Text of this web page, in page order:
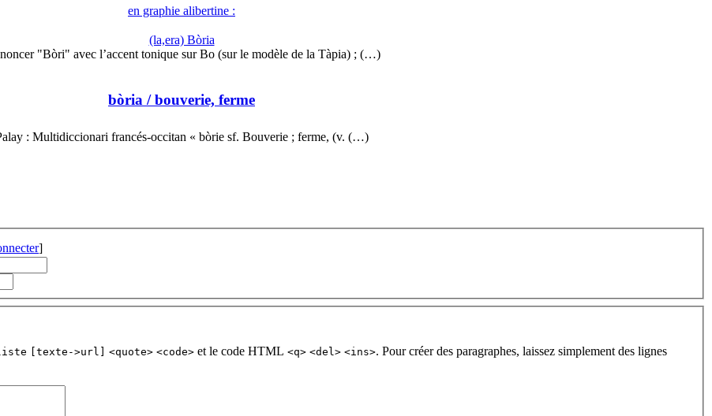
en graphie alibertine :
(la,era) Bòria
"Bòri" avec l’accent tonique sur Bo (sur le modèle de la Tàpia) ; (…)
bòria / bouverie, ferme
: Multidiccionari francés-occitan « bòrie sf. Bouverie ; ferme, (v. (…)
]
[texte->url] <quote> <code> et le code HTML <q> <del> <ins>. Pour créer des paragraphes, laissez simplement des lignes